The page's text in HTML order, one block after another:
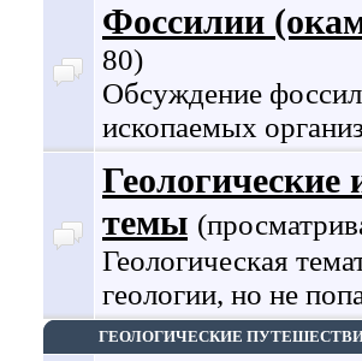
Фоссилии
80)
Обсуждение
ископаемых
Геологические
темы
Геологическая
геологии, но не
ГЕОЛОГИЧЕСКИЕ